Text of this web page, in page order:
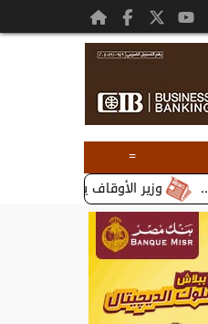
=
وزير الأوقاف يستقبل بطريرك